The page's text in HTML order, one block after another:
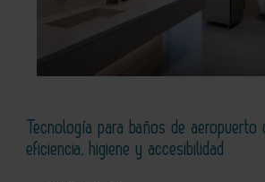
Tecnología para baños de
eficiencia, higiene y accesibilidad